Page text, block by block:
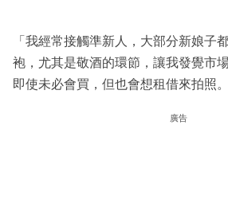
「我經常接觸準新人，大部分新娘子
袍，尤其是敬酒的環節，讓我發覺市
即使未必會買，但也會想租借來拍照。
廣告